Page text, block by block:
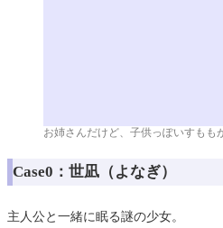
お姉さんだけど、子供っぽいすもも
Case0：世凪（よなぎ）
主人公と一緒に眠る謎の少女。